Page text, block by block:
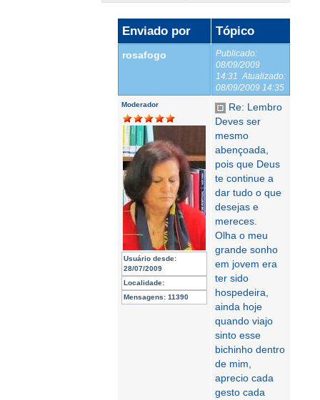
Enviado por Tópico
rosafogo
Publicado:
08/09/2009
14:31 Atualizado:
08/09/2009 14:35
Moderador
Usuário desde:
28/07/2009
Localidade:
Mensagens: 11390
Re: Lembro
Deves ser
mesmo
abençoada,
pois que Deus
te continue a
dar tudo o que
desejas e
mereces.
Olha o meu
grande sonho
em jovem era
ter sido
hospedeira,
ainda hoje
quando viajo
sinto esse
bichinho dentro
de mim,
aprecio cada
gesto cada